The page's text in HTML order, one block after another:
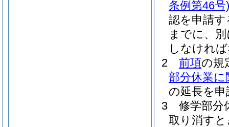
条例第46号)
認を申請
までに、
しなけれ
2
前項の規
部分休業に
の延長を
3
修学部分
取り消す